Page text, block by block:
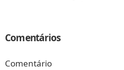
Comentários
Comentário